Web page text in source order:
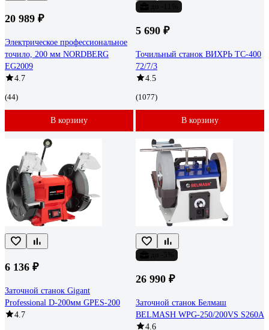
20 989 ₽
Электрическое профессиональное
точило, 200 мм NORDBERG
EG2009
4.7
(44)
В корзину
5 690 ₽
Точильный станок ВИХРЬ ТС-400
72/7/3
4.5
(1077)
В корзину
6 136 ₽
Заточной станок Gigant
Professional D-200мм GPES-200
4.7
26 990 ₽
Заточной станок Белмаш
BELMASH WPG-250/200VS S260A
4.6